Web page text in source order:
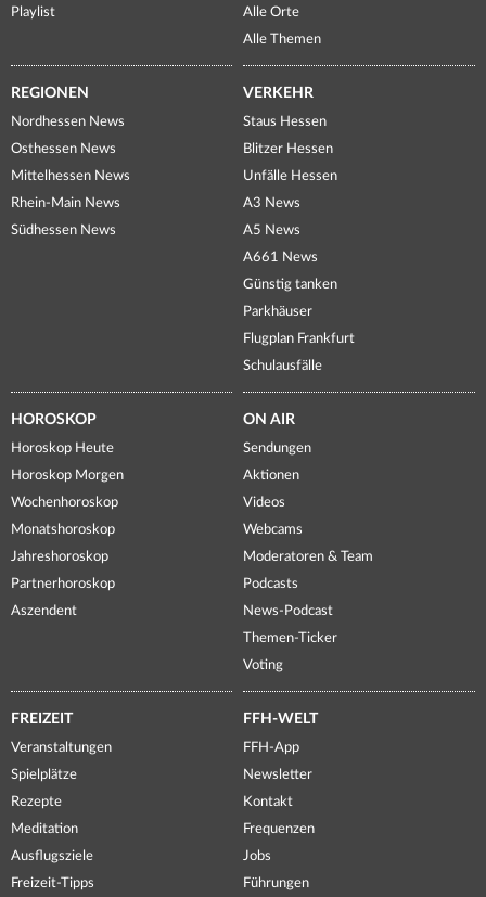
Playlist
Alle Orte
Alle Themen
REGIONEN
Nordhessen News
Osthessen News
Mittelhessen News
Rhein-Main News
Südhessen News
VERKEHR
Staus Hessen
Blitzer Hessen
Unfälle Hessen
A3 News
A5 News
A661 News
Günstig tanken
Parkhäuser
Flugplan Frankfurt
Schulausfälle
HOROSKOP
Horoskop Heute
Horoskop Morgen
Wochenhoroskop
Monatshoroskop
Jahreshoroskop
Partnerhoroskop
Aszendent
ON AIR
Sendungen
Aktionen
Videos
Webcams
Moderatoren & Team
Podcasts
News-Podcast
Themen-Ticker
Voting
FREIZEIT
Veranstaltungen
Spielplätze
Rezepte
Meditation
Ausflugsziele
Freizeit-Tipps
FFH-WELT
FFH-App
Newsletter
Kontakt
Frequenzen
Jobs
Führungen